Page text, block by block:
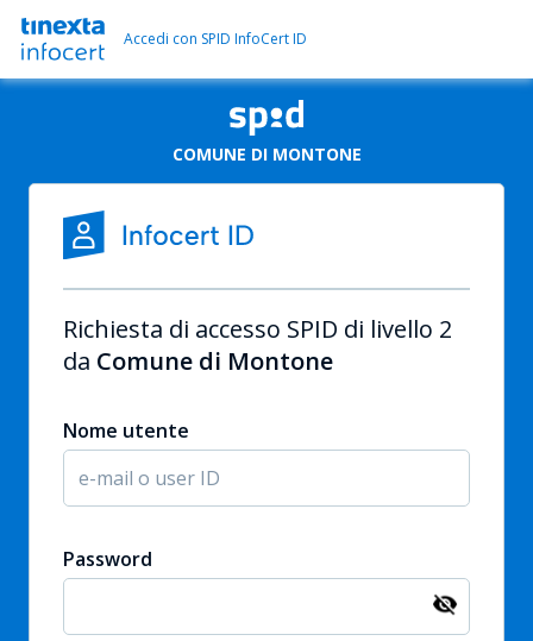
Accedi con SPID InfoCert ID
COMUNE DI MONTONE
Richiesta di accesso SPID di livello 2
da Comune di Montone
Nome utente
Password